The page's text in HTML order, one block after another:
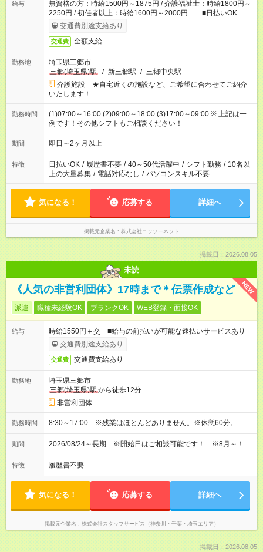
給与
無資格の方：時給1500円～1875円 / 介護福祉士：時給1800円～
2250円 / 初任者以上：時給1600円～2000円 ■日払いOK ■
日収例：1万2000円（時給1500円×8h）
交通費別途支給あり
交通費 全額支給
勤務地
埼玉県三郷市
三郷(埼玉県)駅
/ 新三郷駅 / 三郷中央駅
介護施設 ★自宅近くの施設など、ご希望に合わせてご紹介
いたします！
勤務時間
(1)07:00～16:00 (2)09:00～18:00 (3)17:00～09:00 ※ 上記は一
例です！その他シフトもご相談ください！
期間 即日～2ヶ月以上
特徴 日払いOK / 履歴書不要 / 40～50代活躍中 / シフト勤務 / 10名以
上の大量募集 / 電話対応なし / パソコンスキル不要
気になる！ 応募する 詳細へ
掲載元企業名 株式会社ニッソーネット
掲載日：2026.08.05
未読
NEW
《人気の非営利団体》17時まで＊伝票作成など
派遣 職種未経験OK ブランクOK WEB登録・面接OK
給与
時給1550円＋交 ■給与の前払いが可能な速払いサービスあり
交通費別途支給あり
交通費 交通費支給あり
勤務地
埼玉県三郷市
三郷(埼玉県)駅から徒歩12分
非営利団体
勤務時間 8:30～17:00 ※残業はほとんどありません。※休憩60分。
期間 2026/08/24～長期 ※開始日はご相談可能です！ ※8月～！
特徴 履歴書不要
気になる！ 応募する 詳細へ
掲載元企業名 株式会社スタッフサービス（神奈川・千葉・埼玉エリア）
掲載日：2026.08.05